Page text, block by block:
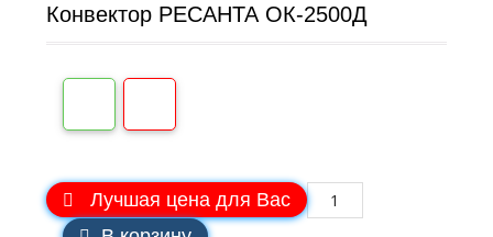
Конвектор РЕСАНТА ОК-2500Д
Лучшая цена для Вас